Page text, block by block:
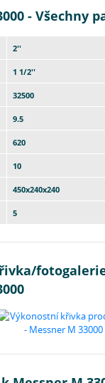
- Všechny
2''
1 1/2''
32500
9.5
620
10
450x240x240
5